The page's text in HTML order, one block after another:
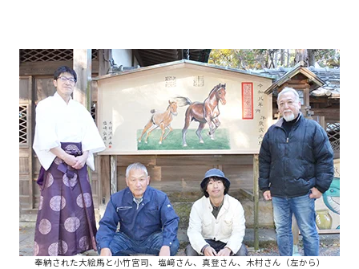
奉納された大絵馬と小竹宮司、塩﨑さん、真登さん、木村さん（左から）